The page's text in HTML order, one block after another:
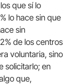
que sí lo
lo hace sin que
sin
de los centros
voluntaria, sino
solicitarlo; en
que,